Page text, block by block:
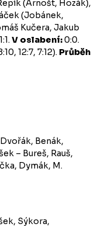
(Arnošt, Hozák),
(Jobánek,
Kučera, Jakub
1:1.V oslabení:0:0.
12:7, 7:12). Průběh
Benák,
– Bureš, Rauš,
Dymák, M.
Sýkora,